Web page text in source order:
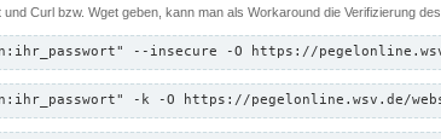
Curl bzw. Wget geben, kann man als Workaround die Verifizierung
--insecure -O https://
-k -O https://pegelonline.wsv.de/